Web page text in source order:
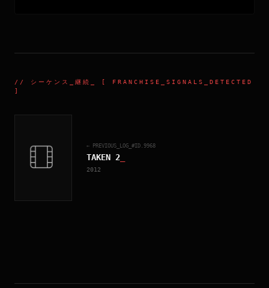
// シーケンス_継続
_ [ FRANCHISE_SIGNALS_DETECTED
]
← PREVIOUS_LOG_#ID. 9968
TAKEN 2
2012